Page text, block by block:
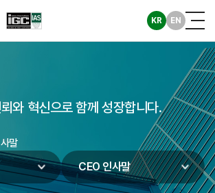
KR EN
와 혁신으로 함께 성장합니다.
말
CEO 인사말